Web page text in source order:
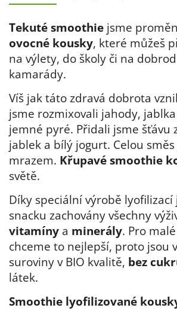
Tekuté smoothie jsme
ovocné kousky, které můžeš
na výlety, do školy či na
kamarády.
Víš jak táto zdravá dobrota
jsme rozmixovali jahody,
jemné pyré. Přidali jsme šťávu
jablek a bílý jogurt. Celou
mrazem. Křupavé smoothie
světě.
Díky speciální výrobě lyofilizací
snacku zachovány všechny
vitamíny a minerály. Pro
chceme to nejlepší, proto jsou
suroviny v BIO kvalitě, bez
látek.
Smoothie lyofilizované